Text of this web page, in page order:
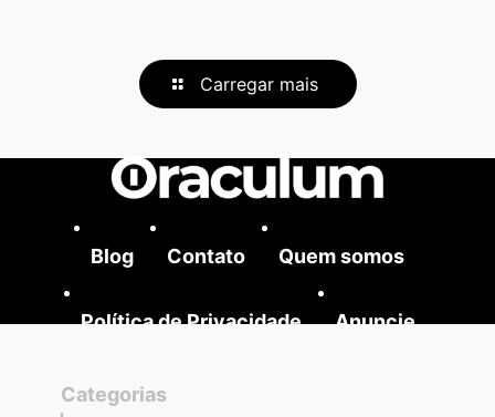
Carregar mais
Blog Contato Quem somos
Política de Privacidade Anuncie
Categorias